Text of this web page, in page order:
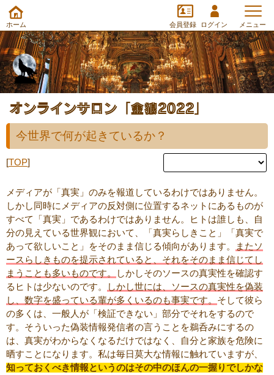
オンラインサロン「金狼2022」
今世界で何が起きているか？
[TOP]
メディアが「真実」のみを報道しているわけではありません。
しかし同時にメディアの反対側に位置するネットにあるものが
すべて「真実」であるわけではありません。ヒトは誰しも、自
分の見えている世界観において、「真実らしきこと」「真実で
あって欲しいこと」をそのまま信じる傾向があります。
またソ
ースらしきものを提示されていると、それをそのまま信じてし
まうことも多いものです。
しかしそのソースの真実性を確認す
るヒトは少ないのです。
しかし世には、ソースの真実性を偽装
し、数字を盛っている輩が多くいるのも事実です。 そして彼ら
の多くは、一般人が「検証できない」部分でそれをするので
す。そういった偽装情報発信者の言うことを鵜呑みにするの
は、真実がわからなくなるだけではなく、自分と家族を危険に
晒すことになります。私は毎日莫大な情報に触れていますが、
知っておくべき情報というのはその中のほんの一握りでしかな
ホーム 会員登録 ログイン メニュー